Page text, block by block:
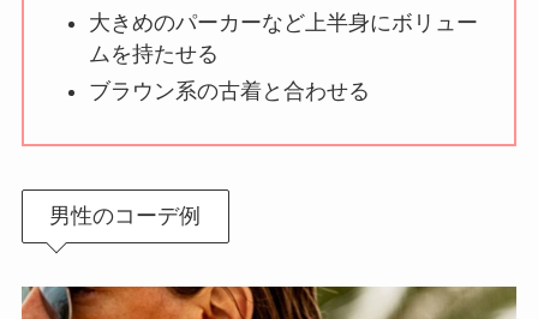
大きめのパーカーなど上半身にボリュー
ムを持たせる
ブラウン系の古着と合わせる
男性のコーデ例